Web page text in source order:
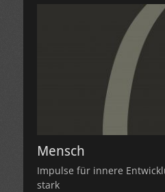
Mensch
Impulse für innere
stark